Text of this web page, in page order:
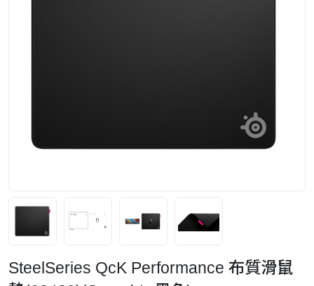
SteelSeries QcK Performance 布質滑鼠